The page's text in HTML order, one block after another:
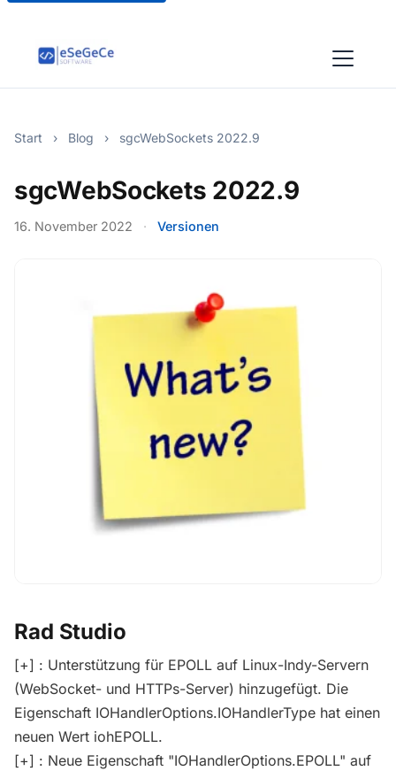
Start › Blog › sgcWebSockets 2022.9
sgcWebSockets 2022.9
16. November 2022 · Versionen
Rad Studio
[+] : Unterstützung für EPOLL auf Linux-Indy-Servern
(WebSocket- und HTTPs-Server) hinzugefügt. Die
Eigenschaft IOHandlerOptions.IOHandlerType hat einen
neuen Wert iohEPOLL.
[+] : Neue Eigenschaft "IOHandlerOptions.EPOLL" auf